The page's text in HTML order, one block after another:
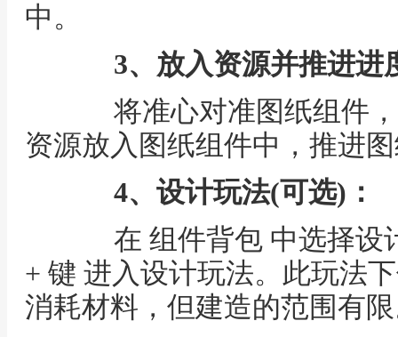
中。
3、放入资源并推进进
将准心对准图纸组件，
资源放入图纸组件中，推进
4、设计玩法(可选)：
在 组件背包 中选择设
+ 键 进入设计玩法。此玩法
消耗材料，但建造的范围有